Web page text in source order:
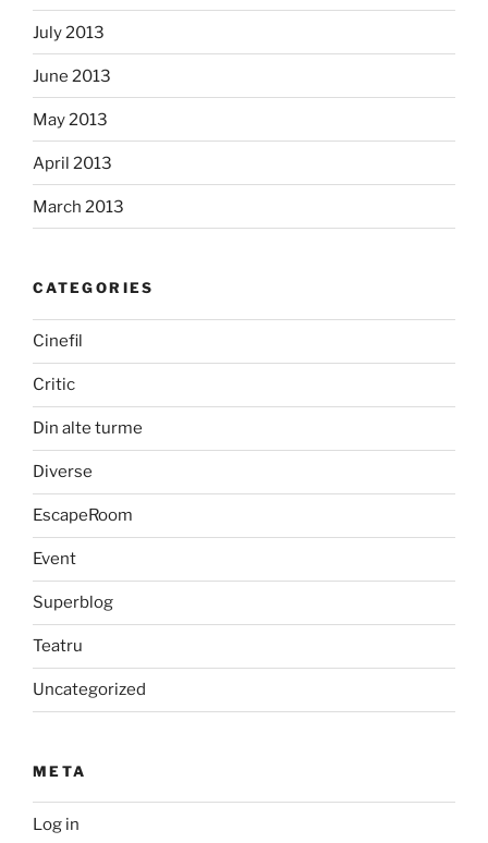
July 2013
June 2013
May 2013
April 2013
March 2013
CATEGORIES
Cinefil
Critic
Din alte turme
Diverse
EscapeRoom
Event
Superblog
Teatru
Uncategorized
META
Log in